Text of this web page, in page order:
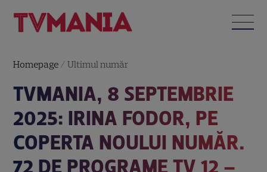
Homepage /Ultimul număr
TVMANIA, 8 SEPTEMBRIE
2025: IRINA FODOR, PE
COPERTA NOULUI NUMĂR.
72 DE PROGRAME TV 12 –